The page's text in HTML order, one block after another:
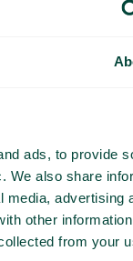
ads, to provide
We also share
media, advertising
other
from your